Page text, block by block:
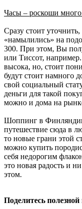
Часы – роскоши
Сразу стоит
«намылились» на
300. При этом, Вы
или Тиссот, например.
высока, но, стоит
будут стоит намного
свой социальный
деньги для такой
можно и дома на
Шоппинг в
путешествие сюда в
то новые грани этой
можно купить
себя недорогим
это новая радость и
этом.
Поделитесь